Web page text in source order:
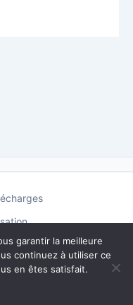
garantir la meilleure
continuez à utiliser ce
en êtes satisfait.